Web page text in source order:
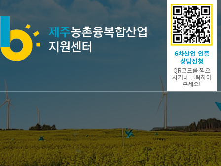
6차산업 인증
상담신청
QR코드를 찍으
시거나 클릭하여
주세요!